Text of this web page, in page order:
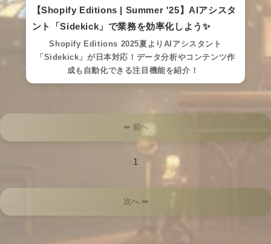
【Shopify Editions | Summer '25】AIアシスタ
ント「Sidekick」で業務を効率化しよう✨
Shopify Editions 2025夏よりAIアシスタント
「Sidekick」が日本対応！データ分析やコンテンツ作
成も自動化できる注目機能を紹介！
⬅ 前へ
1
次へ ➡